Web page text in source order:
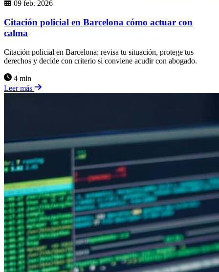
09 feb. 2026
Citación policial en Barcelona cómo actuar con
calma
Citación policial en Barcelona: revisa tu situación, protege tus
derechos y decide con criterio si conviene acudir con abogado.
4 min
Leer más